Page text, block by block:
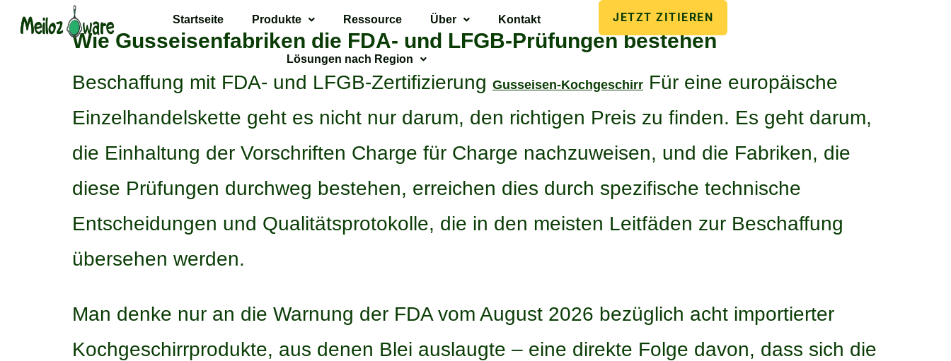
Startseite Produkte Ressource Über Kontakt
Lösungen nach Region
JETZT ZITIEREN
Wie Gusseisenfabriken die FDA- und LFGB-Prüfungen bestehen
Beschaffung mit FDA- und LFGB-Zertifizierung Gusseisen-Kochgeschirr Für eine europäische
Einzelhandelskette geht es nicht nur darum, den richtigen Preis zu finden. Es geht darum,
die Einhaltung der Vorschriften Charge für Charge nachzuweisen, und die Fabriken, die
diese Prüfungen durchweg bestehen, erreichen dies durch spezifische technische
Entscheidungen und Qualitätsprotokolle, die in den meisten Leitfäden zur Beschaffung
übersehen werden.
Man denke nur an die Warnung der FDA vom August 2026 bezüglich acht importierter
Kochgeschirrprodukte, aus denen Blei auslaugte – eine direkte Folge davon, dass sich die